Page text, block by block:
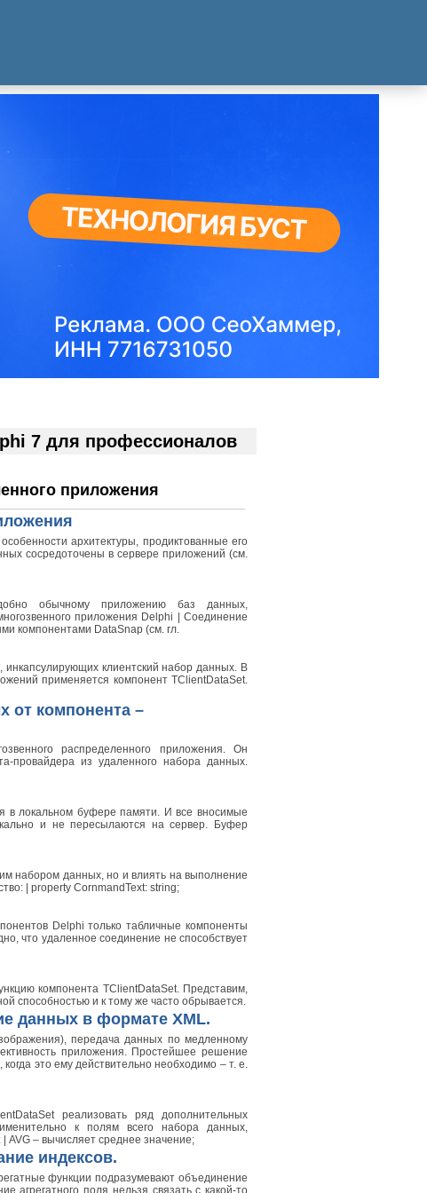
7 для профессионалов
приложения
архитектуры, продиктованные его
сосредоточены в сервере приложений (см.
обычному приложению баз данных,
приложения Delphi | Соединение
компонентами DataSnap (см. гл.
инкапсулирующих клиентский набор данных. В
применяется компонент TClientDataSet.
от компонента –
распределенного приложения. Он
провайдера из удаленного набора данных.
в локальном буфере памяти. И все вносимые
и не пересылаются на сервер. Буфер
набором данных, но и влиять на выполнение
| property CornmandText: string;
Delphi только табличные компоненты
что удаленное соединение не способствует
компонента TClientDataSet. Представим,
способностью и к тому же часто обрывается.
данных в формате XML.
передача данных по медленному
приложения. Простейшее решение
это ему действительно необходимо – т. е.
реализовать ряд дополнительных
к полям всего набора данных,
AVG – вычисляет среднее значение;
индексов.
функции подразумевают объединение
агрегатного поля нельзя связать с какой-то